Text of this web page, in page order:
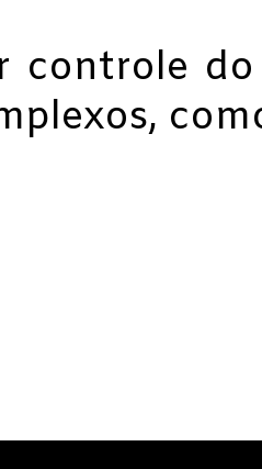
controle